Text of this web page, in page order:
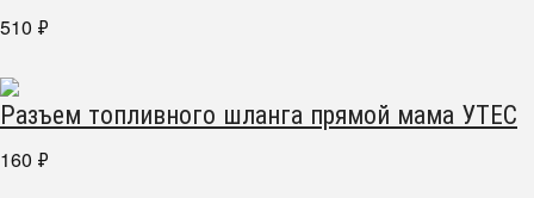
510 ₽
Разъем топливного шланга прямой мама УТЕС
160 ₽